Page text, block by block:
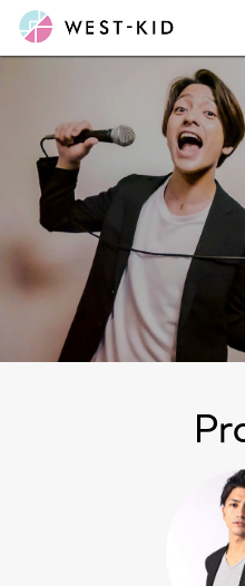
MC ニ